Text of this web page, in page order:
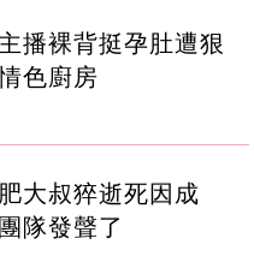
播裸背挺孕肚遭狠
色廚房
大叔猝逝死因成
隊發聲了